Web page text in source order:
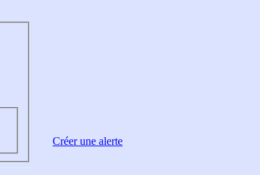
Créer une alerte